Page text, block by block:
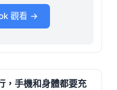
觀看 →
，手機和身體都要充